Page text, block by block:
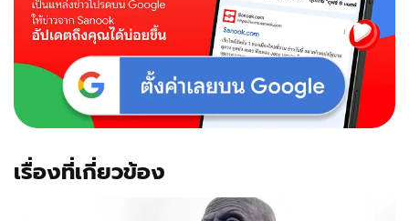
เรื่องที่เกี่ยวข้อง